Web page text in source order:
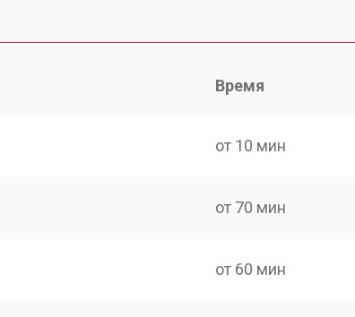
Время
от 10 мин
от 70 мин
от 60 мин